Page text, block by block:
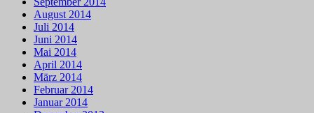
August 2014
Juli 2014
Juni 2014
Mai 2014
April 2014
März 2014
Februar 2014
Januar 2014